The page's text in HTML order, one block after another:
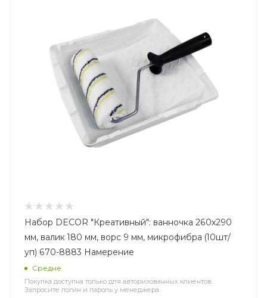
Набор DECOR "Креативный": ванночка 260х290
мм, валик 180 мм, ворс 9 мм, микрофибра (10шт/
уп) 670-8883 Намерение
Средне
Покупка доступна только для авторизованных клиентов.
Запросите логин и пароль у менеджера.